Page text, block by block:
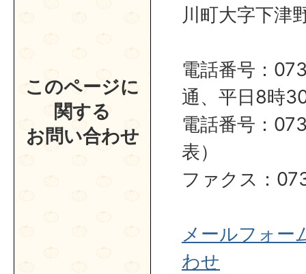
このページに
関する
お問い合わせ
川町大字下津
電話番号：
通、平日8時
電話番号：
表）
ファクス：
メールフォー
わせ